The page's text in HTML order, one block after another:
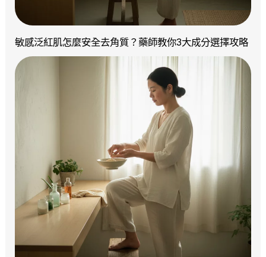
敏感泛紅肌怎麼安全去角質？藥師教你3大成分選擇攻略